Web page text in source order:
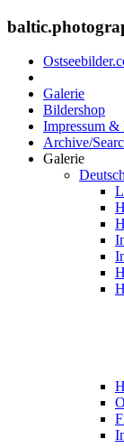
Galerie
Bildershop
Impressum &
Archive/
Galerie